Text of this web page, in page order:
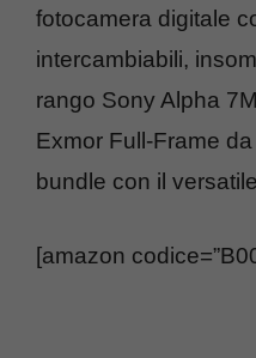
fotocamera digitale
intercambiabili,
rango Sony Alpha
Exmor Full-Frame
bundle con il
[amazon